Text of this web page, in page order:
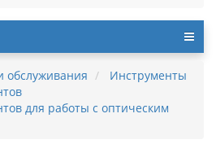
обслуживания
Инструменты
для работы с оптическим